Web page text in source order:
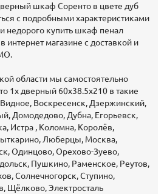
шкаф Соренто в цвете дуб
с подробными характеристиками
недорого купить шкаф пенал
интернет магазине с доставкой и
области мы самостоятельно
1х дверный 60х38.5х210 в такие
Воскресенск, Дзержинский,
Домодедово, Дубна, Егорьевск,
Истра , Коломна, Королёв,
Люберцы, Москва,
Одинцово, Орехово-Зуево,
Пушкино, Раменское, Реутов,
Солнечногорск, Ступино,
Щёлково, Электросталь